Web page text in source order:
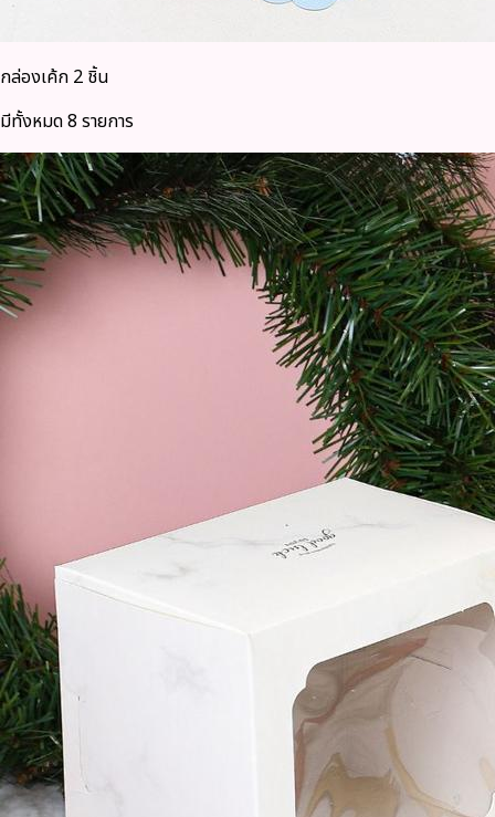
กล่องเค้ก 2 ชิ้น
มีทั้งหมด 8 รายการ